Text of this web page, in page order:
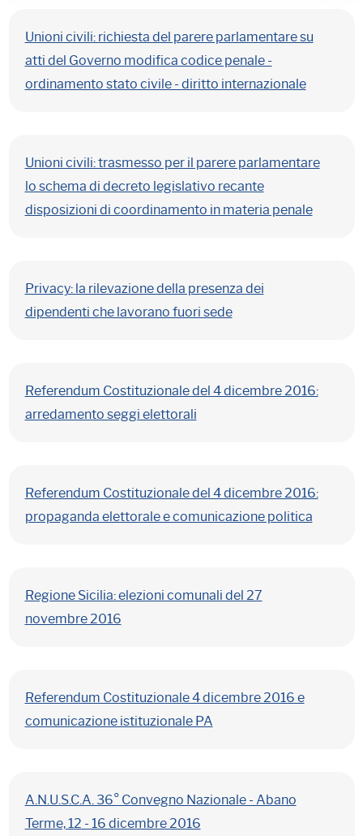
Unioni civili: richiesta del parere parlamentare su
atti del Governo modifica codice penale -
ordinamento stato civile - diritto internazionale
Unioni civili: trasmesso per il parere parlamentare
lo schema di decreto legislativo recante
disposizioni di coordinamento in materia penale
Privacy: la rilevazione della presenza dei
dipendenti che lavorano fuori sede
Referendum Costituzionale del 4 dicembre 2016:
arredamento seggi elettorali
Referendum Costituzionale del 4 dicembre 2016:
propaganda elettorale e comunicazione politica
Regione Sicilia: elezioni comunali del 27
novembre 2016
Referendum Costituzionale 4 dicembre 2016 e
comunicazione istituzionale PA
A.N.U.S.C.A. 36° Convegno Nazionale - Abano
Terme, 12 - 16 dicembre 2016